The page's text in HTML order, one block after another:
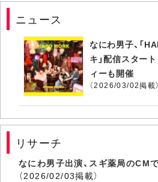
ニュース
なにわ男子、「
キ」配信スター
ィーも開催
（2026/03/02掲載）
リサーチ
なにわ男子出演、スギ薬局のCM
（2026/02/03掲載）